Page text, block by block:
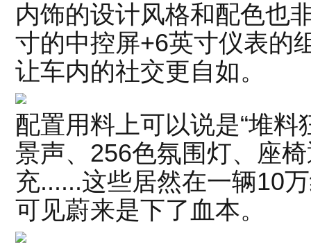
内饰的设计风格和配色也
寸的中控屏+6英寸仪表的
让车内的社交更自如。
配置用料上可以说是“堆
景声、256色氛围灯、座
充......这些居然在一辆10
可见蔚来是下了血本。